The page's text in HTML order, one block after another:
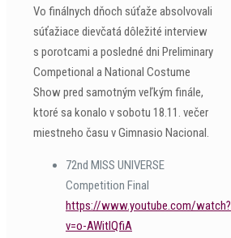
Vo finálnych dňoch súťaže absolvovali
súťažiace dievčatá dôležité interview
s porotcami a posledné dni Preliminary
Competional a National Costume
Show pred samotným veľkým finále,
ktoré sa konalo v sobotu 18.11. večer
miestneho času v Gimnasio Nacional.
72nd MISS UNIVERSE
Competition Final
https://www.youtube.com/watch?
v=o-AWitlQfiA